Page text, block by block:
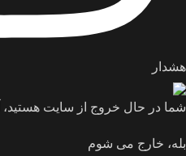
هشدار
شما در حال خروج از سایت هستید،
بله، خارج می شوم